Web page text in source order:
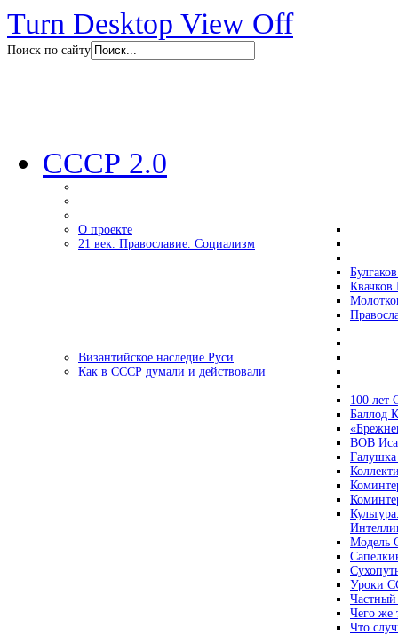
Turn Desktop View Off
Поиск по сайту
СССР 2.0
О проекте
21 век. Православие. Социализм
Византийское наследие Руси
Как в СССР думали и действовали
100 лет
Баллод
ВОВ
Модель
Уроки
Чего же
Что